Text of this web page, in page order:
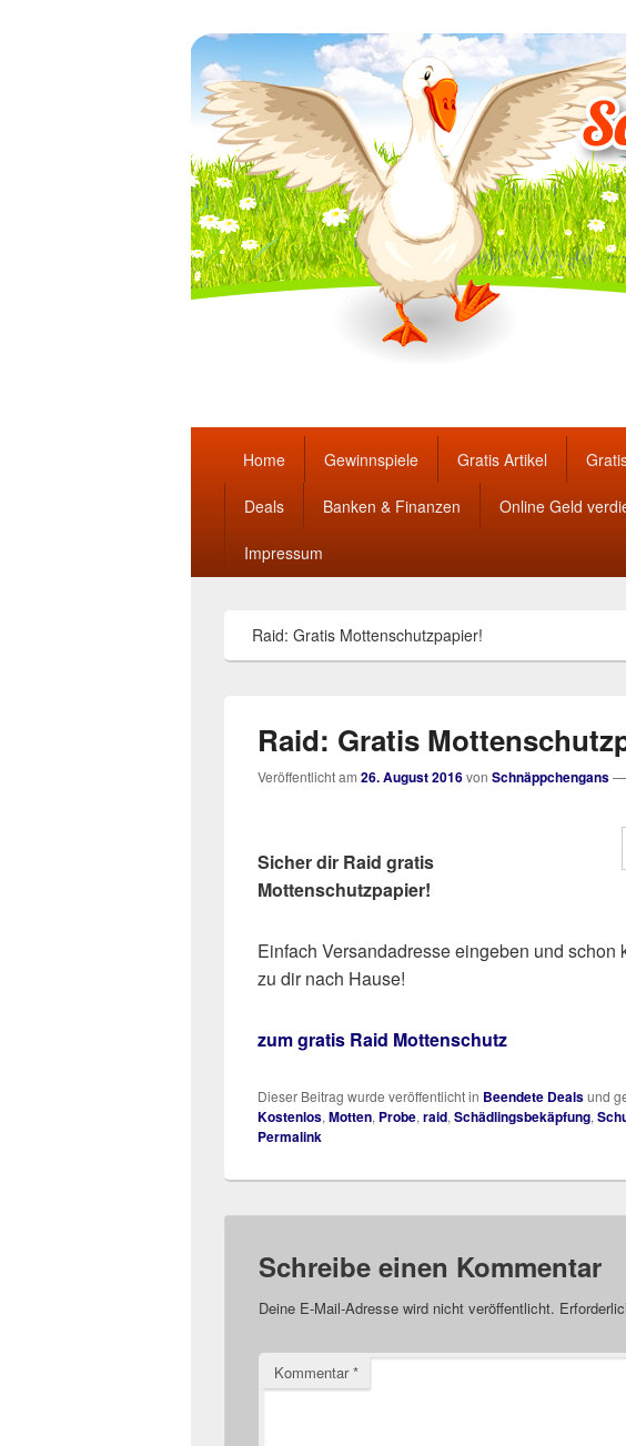
Täglich die besten
Home Gewinnspiele Gratis Artikel
Deals Banken & Finanzen Online Geld
Impressum
Raid: Gratis Mottenschutzpapier!
Raid: Gratis
Veröffentlicht am 26. August 2016von Schnäppchengans—
Sicher dir Raid gratis
Mottenschutzpapier!
Einfach Versandadresse eingeben und schon
zu dir nach Hause!
zum gratis Raid Mottenschutz
Dieser Beitrag wurde veröffentlicht in Beendete Dealsund
Kostenlos, Motten, Probe, raid, Schädlingsbekäpfung,
Permalink
Schreibe einen Kommentar
Deine E-Mail-Adresse wird nicht veröffentlicht.
Kommentar*